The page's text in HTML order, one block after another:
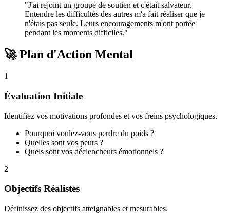
"J'ai rejoint un groupe de soutien et c'était salvateur.
Entendre les difficultés des autres m'a fait réaliser que je
n'étais pas seule. Leurs encouragements m'ont portée
pendant les moments difficiles."
🚀 Plan d'Action Mental
1
Évaluation Initiale
Identifiez vos motivations profondes et vos freins psychologiques.
Pourquoi voulez-vous perdre du poids ?
Quelles sont vos peurs ?
Quels sont vos déclencheurs émotionnels ?
2
Objectifs Réalistes
Définissez des objectifs atteignables et mesurables.